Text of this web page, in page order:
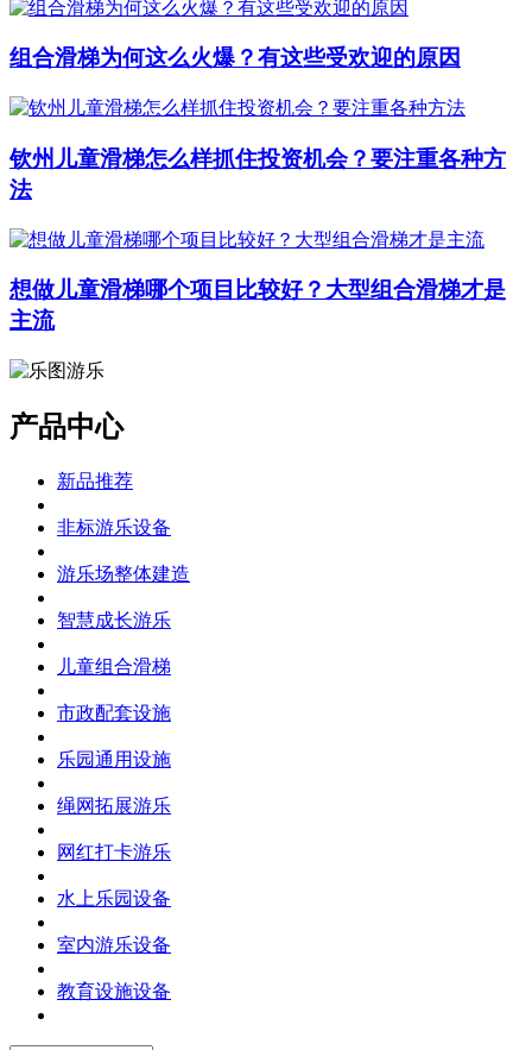
组合滑梯为何这么火爆？有这些受欢迎的原因
钦州儿童滑梯怎么样抓住投资机会？要注重各种方
法
想做儿童滑梯哪个项目比较好？大型组合滑梯才是
主流
产品中心
新品推荐
非标游乐设备
游乐场整体建造
智慧成长游乐
儿童组合滑梯
市政配套设施
乐园通用设施
绳网拓展游乐
网红打卡游乐
水上乐园设备
室内游乐设备
教育设施设备